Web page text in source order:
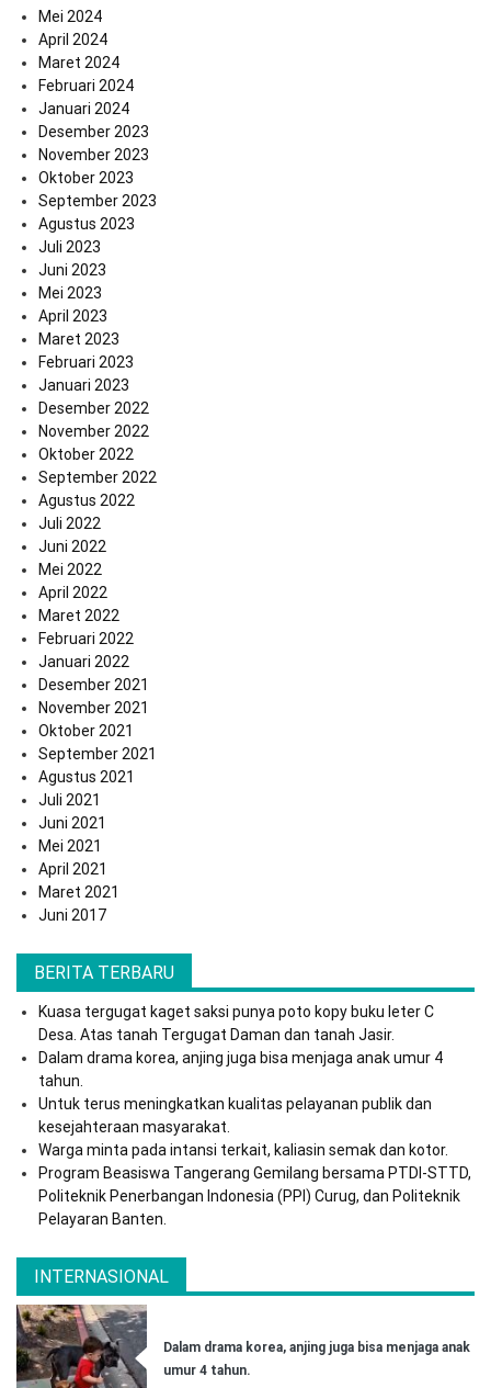
Mei 2024
April 2024
Maret 2024
Februari 2024
Januari 2024
Desember 2023
November 2023
Oktober 2023
September 2023
Agustus 2023
Juli 2023
Juni 2023
Mei 2023
April 2023
Maret 2023
Februari 2023
Januari 2023
Desember 2022
November 2022
Oktober 2022
September 2022
Agustus 2022
Juli 2022
Juni 2022
Mei 2022
April 2022
Maret 2022
Februari 2022
Januari 2022
Desember 2021
November 2021
Oktober 2021
September 2021
Agustus 2021
Juli 2021
Juni 2021
Mei 2021
April 2021
Maret 2021
Juni 2017
BERITA TERBARU
Kuasa tergugat kaget saksi punya poto kopy buku leter C
Desa. Atas tanah Tergugat Daman dan tanah Jasir.
Dalam drama korea, anjing juga bisa menjaga anak umur 4
tahun.
Untuk terus meningkatkan kualitas pelayanan publik dan
kesejahteraan masyarakat.
Warga minta pada intansi terkait, kaliasin semak dan kotor.
Program Beasiswa Tangerang Gemilang bersama PTDI-STTD,
Politeknik Penerbangan Indonesia (PPI) Curug, dan Politeknik
Pelayaran Banten.
INTERNASIONAL
Dalam drama korea, anjing juga bisa menjaga anak
umur 4 tahun.